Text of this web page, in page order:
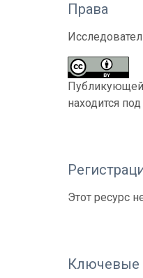
Права
Публикующей
находится
Этот ресурс
Ключевые